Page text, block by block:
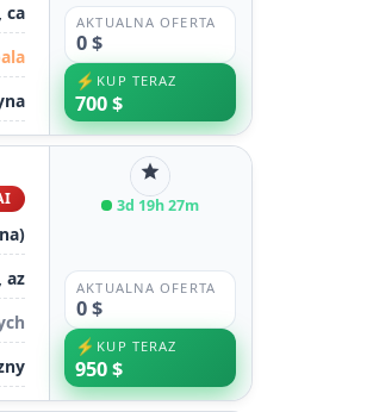
ca AKTUALNA OFERTA
0 $
⚡ KUP TERAZ
700 $
az
star
3d 19h 27m
AKTUALNA OFERTA
0 $
⚡ KUP TERAZ
950 $